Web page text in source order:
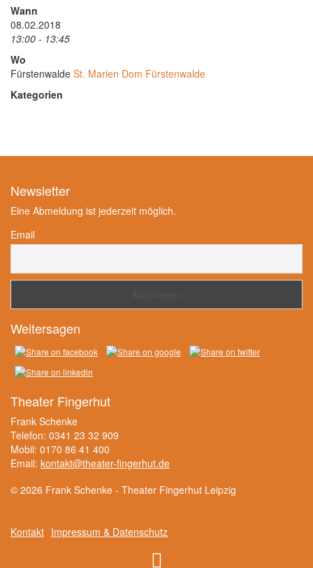
Wann
08.02.2018
13:00 - 13:45
Wo
Fürstenwalde St. Marien Dom Fürstenwalde
Kategorien
Newsletter
Eine Abmeldung ist jederzeit möglich.
Email
Weitersagen
Theater Fingerhut
Frank Schenke
Telefon: 0341 23 32 909
Mobil: 0170 86 41 400
Email: kontakt@theater-fingerhut.de
© 2026 Frank Schenke - Theater Fingerhut Leipzig
Kontakt Impressum & Datenschutz